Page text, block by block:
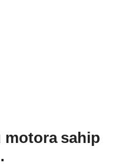
motora sahip